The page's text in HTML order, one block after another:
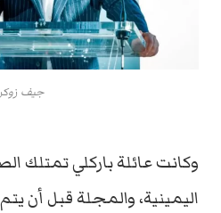
جيف زوكر
وكانت عائلة باركلي تمتلك
اليمينية، والمجلة قبل